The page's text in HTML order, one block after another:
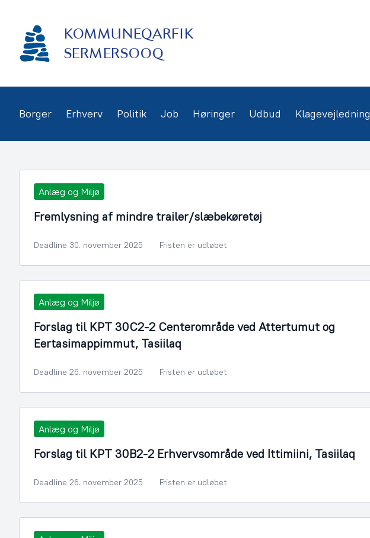
indhold
KOMMUNEQARFIK
SERMERSOOQ
Borger Erhverv Politik Job Høringer Udbud Klagevejledning
Anlæg og Miljø
Fremlysning af mindre trailer/slæbekøretøj
Deadline 30. november 2025 Fristen er udløbet
Anlæg og Miljø
Forslag til KPT 30C2-2 Centerområde ved Attertumut og
Eertasimappimmut, Tasiilaq
Deadline 26. november 2025 Fristen er udløbet
Anlæg og Miljø
Forslag til KPT 30B2-2 Erhvervsområde ved Ittimiini, Tasiilaq
Deadline 26. november 2025 Fristen er udløbet